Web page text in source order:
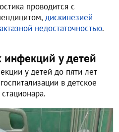
проводится с
дискинезией
недостаточностью.
у детей
у детей до пяти лет
в детское